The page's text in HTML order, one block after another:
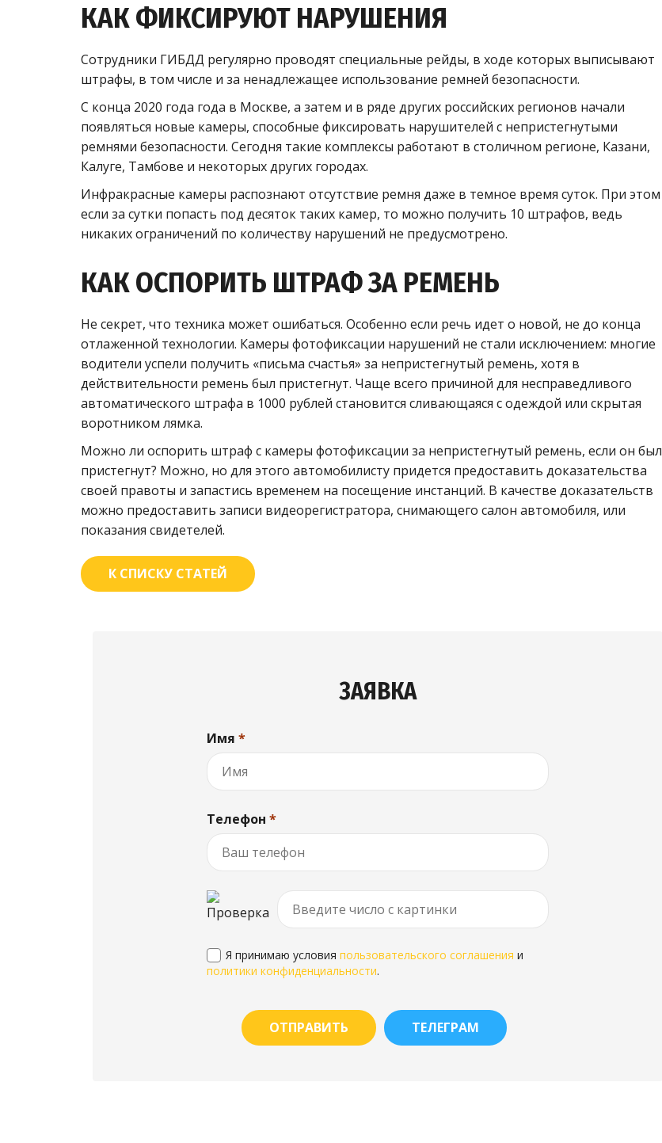
КАК ФИКСИРУЮТ НАРУШЕНИЯ
Сотрудники ГИБДД регулярно проводят специальные рейды, в ходе которых выписывают
штрафы, в том числе и за ненадлежащее использование ремней безопасности.
С конца 2020 года года в Москве, а затем и в ряде других российских регионов начали
появляться новые камеры, способные фиксировать нарушителей с непристегнутыми
ремнями безопасности. Сегодня такие комплексы работают в столичном регионе, Казани,
Калуге, Тамбове и некоторых других городах.
Инфракрасные камеры распознают отсутствие ремня даже в темное время суток. При этом
если за сутки попасть под десяток таких камер, то можно получить 10 штрафов, ведь
никаких ограничений по количеству нарушений не предусмотрено.
КАК ОСПОРИТЬ ШТРАФ ЗА РЕМЕНЬ
Не секрет, что техника может ошибаться. Особенно если речь идет о новой, не до конца
отлаженной технологии. Камеры фотофиксации нарушений не стали исключением: многие
водители успели получить «письма счастья» за непристегнутый ремень, хотя в
действительности ремень был пристегнут. Чаще всего причиной для несправедливого
автоматического штрафа в 1000 рублей становится сливающаяся с одеждой или скрытая
воротником лямка.
Можно ли оспорить штраф с камеры фотофиксации за непристегнутый ремень, если он был
пристегнут? Можно, но для этого автомобилисту придется предоставить доказательства
своей правоты и запастись временем на посещение инстанций. В качестве доказательств
можно предоставить записи видеорегистратора, снимающего салон автомобиля, или
показания свидетелей.
К СПИСКУ СТАТЕЙ
ЗАЯВКА
Имя *
Телефон *
Я принимаю условия пользовательского соглашения и
политики конфиденциальности.
ОТПРАВИТЬ ТЕЛЕГРАМ